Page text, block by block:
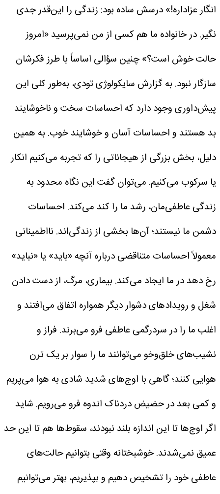
انگار عزاداره!» درسش ساده بود: زندگی را این‌قدر جدی
نگیر. در خانواده ما هم کسی از من نمی‌پرسید «امروز
حالت خوش است؟» چنین سؤالی اساساً با طرز فکرشان
سازگار نبود. به گزارش سایکولوژی تودی، به‌طور کلی این
پیش‌داوری وجود دارد که احساسات سخت و ناخوشایند
بد هستند و احساسات آسان و خوشایند خوب. به همین
دلیل، بخش بزرگی از هیجاناتی را که تجربه می‌کنیم انکار
یا سرکوب می‌کنیم. می‌توان گفت این نگاه محدود به
زندگی عاطفی‌مان، رشد ما را کند می‌کند. احساسات
دشمن ما نیستند؛ آن‌ها بخشی از زندگی‌اند. نااطمینانی
معمولاً احساسات متناقضی درباره آنچه «باید» یا «نباید»
رخ دهد در ما ایجاد می‌کند. بیماری، مرگ، از دست دادن
شغل و رویدادهای دشوار دیگر همواره اتفاق می‌افتند و
اغلب ما را در سردرگمی عاطفی فرو می‌برند. فراز و
نشیب‌های خلق‌وخو می‌توانند ما را سوار بر یک ترن
هوایی کنند؛ گاهی با اوج‌های شدید شادی به هوا می‌پریم
و کمی بعد در حضیض دردناک اندوه فرو می‌رویم. شاید
اگر اوج‌ها تا این اندازه بلند نبودند، سقوط‌ها هم تا این حد
عمیق نمی‌شدند.خوشبختانه وقتی بتوانیم حالت‌های
عاطفی خود را تشخیص دهیم و بپذیریم، بهتر می‌توانیم